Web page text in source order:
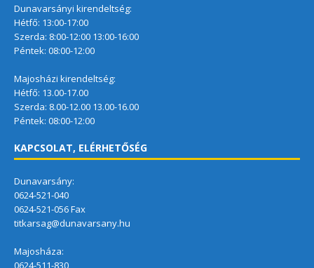
Dunavarsányi kirendeltség:
Hétfő: 13:00-17:00
Szerda: 8:00-12:00 13:00-16:00
Péntek: 08:00-12:00
Majosházi kirendeltség:
Hétfő: 13.00-17.00
Szerda: 8.00-12.00 13.00-16.00
Péntek: 08:00-12:00
KAPCSOLAT, ELÉRHETŐSÉG
Dunavarsány:
0624-521-040
0624-521-056 Fax
titkarsag@dunavarsany.hu
Majosháza:
0624-511-830